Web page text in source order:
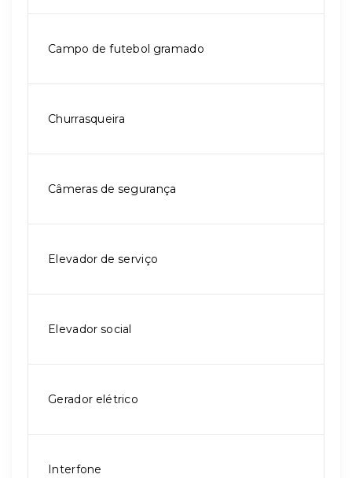
Campo de futebol gramado
Churrasqueira
Câmeras de segurança
Elevador de serviço
Elevador social
Gerador elétrico
Interfone